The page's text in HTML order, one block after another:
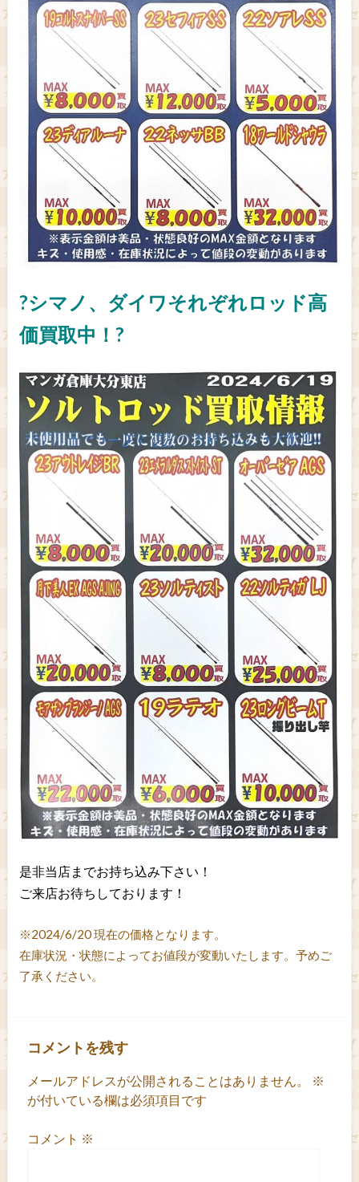
?シマノ、ダイワそれぞれロッド高
価買取中！?
是非当店までお持ち込み下さい！
ご来店お待ちしております！
※2024/6/20 現在の価格となります。
在庫状況・状態によってお値段が変動いたします。予めご
了承ください。
コメントを残す
メールアドレスが公開されることはありません。
※
が付いている欄は必須項目です
コメント ※